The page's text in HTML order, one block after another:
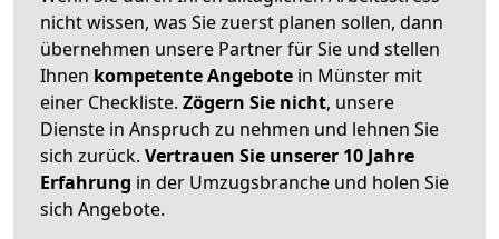
nicht wissen, was Sie zuerst planen sollen, dann
übernehmen unsere Partner für Sie und stellen
Ihnen kompetente Angebote in Münster mit
einer Checkliste. Zögern Sie nicht, unsere
Dienste in Anspruch zu nehmen und lehnen Sie
sich zurück. Vertrauen Sie unserer 10 Jahre
Erfahrung in der Umzugsbranche und holen Sie
sich Angebote.